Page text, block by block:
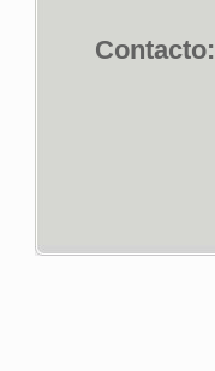
Contacto: